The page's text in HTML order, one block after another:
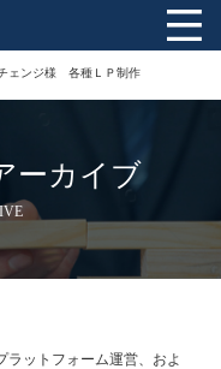
ェンジ様 各種ＬＰ制作
ーカイブ
ラットフォーム運営、およ